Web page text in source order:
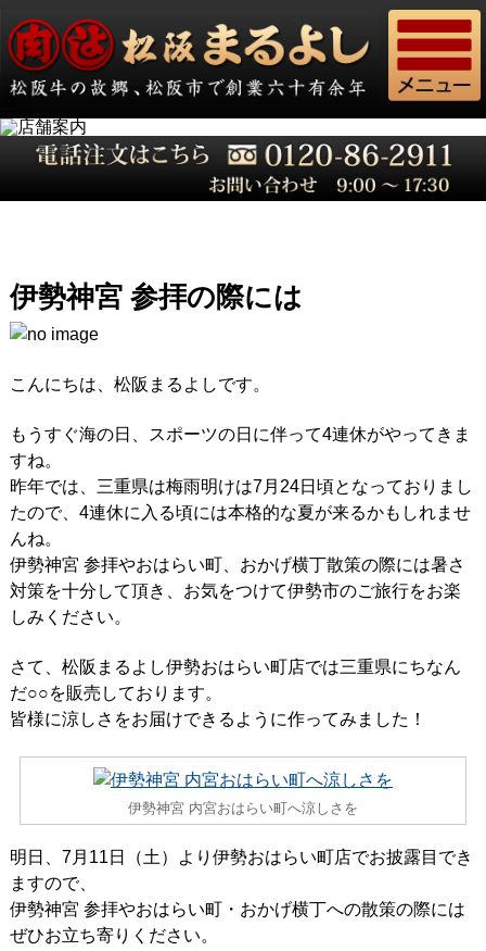
伊勢神宮 参拝の際には
こんにちは、松阪まるよしです。
もうすぐ海の日、スポーツの日に伴って4連休がやってきま
すね。
昨年では、三重県は梅雨明けは7月24日頃となっておりまし
たので、4連休に入る頃には本格的な夏が来るかもしれませ
んね。
伊勢神宮 参拝やおはらい町、おかげ横丁散策の際には暑さ
対策を十分して頂き、お気をつけて伊勢市のご旅行をお楽
しみください。
さて、松阪まるよし伊勢おはらい町店では三重県にちなん
だ○○を販売しております。
皆様に涼しさをお届けできるように作ってみました！
伊勢神宮 内宮おはらい町へ涼しさを
明日、7月11日（土）より伊勢おはらい町店でお披露目でき
ますので、
伊勢神宮 参拝やおはらい町・おかげ横丁への散策の際には
ぜひお立ち寄りください。